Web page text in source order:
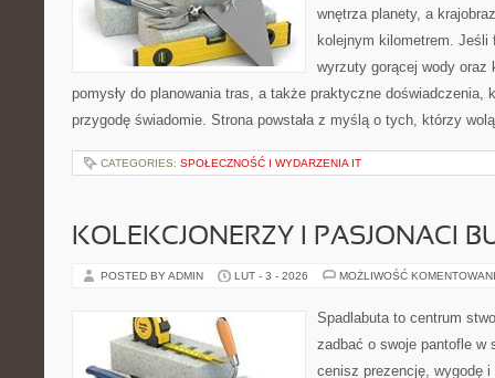
wnętrza planety, a
kolejnym kilometrem. Jeśli
wyrzuty gorącej wody oraz
pomysły do planowania tras, a także praktyczne doświadczenia,
przygodę świadomie. Strona powstała z myślą o tych, którzy
CATEGORIES: SPOŁECZNOŚĆ I WYDARZENIA IT
KOLEKCJONERZY I PASJONACI
POSTED BY ADMIN LUT - 3 - 2026 MOŻLIWOŚĆ
Spadlabuta to centrum
zadbać o swoje pantofle w
cenisz prezencję, wygodę